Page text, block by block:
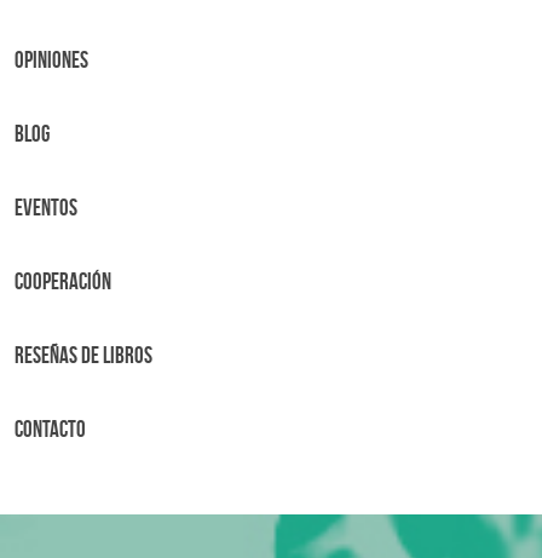
OPINIONES
BLOG
Eventos
Cooperación
Reseñas de libros
Contacto